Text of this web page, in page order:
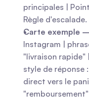
principales |
Règle d'escalade.
Carte exemple
Instagram |
"livraison rapide"
style de réponse
direct vers le